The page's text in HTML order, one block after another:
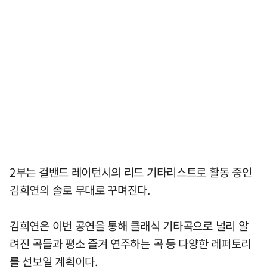
2부는 걸밴드 레이턴시의 리드 기타리스트로 활동 중인
김희연의 솔로 무대로 꾸며진다.
김희연은 이번 공연을 통해 클래식 기타곡으로 널리 알
려진 곡들과 평소 즐겨 연주하는 곡 등 다양한 레퍼토리
를 선보일 계획이다.